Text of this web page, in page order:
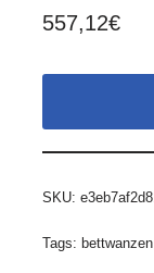
557,12€
SKU:
Tags: